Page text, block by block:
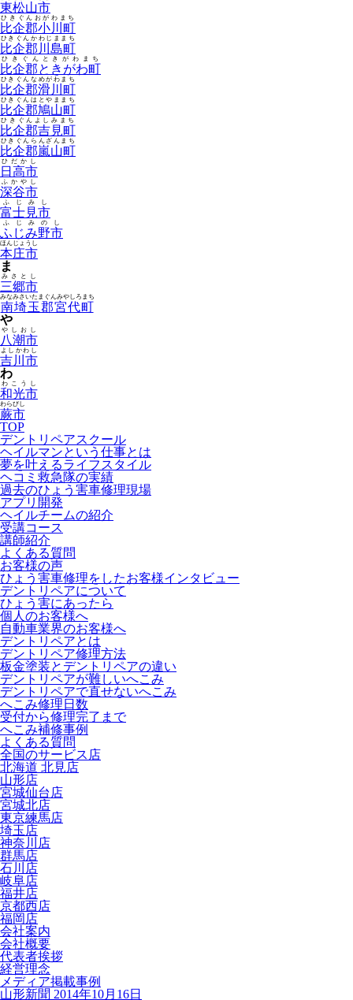
東松山市
比企郡小川町
ひきぐんおがわまち
比企郡川島町
ひきぐんかわじままち
比企郡ときがわ町
ひきぐんときがわまち
比企郡滑川町
ひきぐんなめがわまち
比企郡鳩山町
ひきぐんはとやままち
比企郡吉見町
ひきぐんよしみまち
比企郡嵐山町
ひきぐんらんざんまち
日高市
ひだかし
深谷市
ふかやし
富士見市
ふじみし
ふじみ野市
ふじみのし
本庄市
ほんじょうし
ま
三郷市
みさとし
南埼玉郡宮代町
みなみさいたまぐんみやしろまち
や
八潮市
やしおし
吉川市
よしかわし
わ
和光市
わこうし
蕨市
わらびし
TOP
デントリペアスクール
ヘイルマンという仕事とは
夢を叶えるライフスタイル
ヘコミ救急隊の実績
過去のひょう害車修理現場
アプリ開発
ヘイルチームの紹介
受講コース
講師紹介
よくある質問
お客様の声
ひょう害車修理をしたお客様インタビュー
デントリペアについて
ひょう害にあったら
個人のお客様へ
自動車業界のお客様へ
デントリペアとは
デントリペア修理方法
板金塗装とデントリペアの違い
デントリペアが難しいへこみ
デントリペアで直せないへこみ
へこみ修理日数
受付から修理完了まで
へこみ補修事例
よくある質問
全国のサービス店
北海道 北見店
山形店
宮城仙台店
宮城北店
東京練馬店
埼玉店
神奈川店
群馬店
石川店
岐阜店
福井店
京都西店
福岡店
会社案内
会社概要
代表者挨拶
経営理念
メディア掲載事例
山形新聞 2014年10月16日